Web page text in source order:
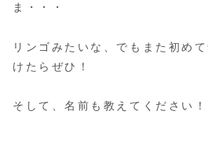
ま・・・
リンゴみたいな、でもまた初め
けたらぜひ！
そして、名前も教えてください！